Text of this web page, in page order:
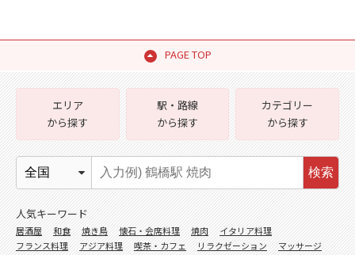
PAGE TOP
エリア
から探す
駅・路線
から探す
カテゴリー
から探す
検索
人気キーワード
居酒屋 和食 焼き鳥 懐石・会席料理 焼肉
イタリア料理
フランス料理
アジア料理 喫茶・カフェ リラクゼーション
マッサージ